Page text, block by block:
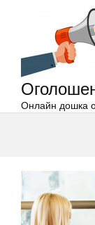
Онлайн дошка